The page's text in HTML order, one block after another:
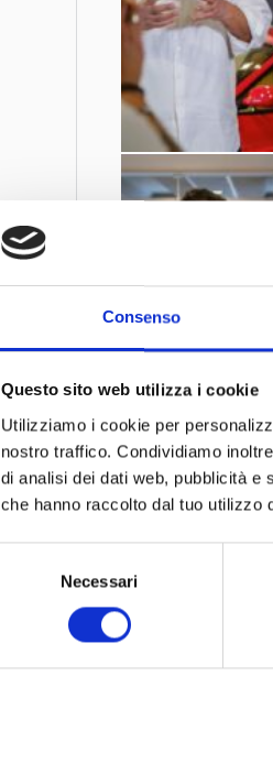
Consenso
Questo sito web utilizza i cookie
Utilizziamo i cookie per
nostro traffico. Condividiamo
di analisi dei dati web, pubblicità e
che hanno raccolto dal tuo utilizzo
Necessari